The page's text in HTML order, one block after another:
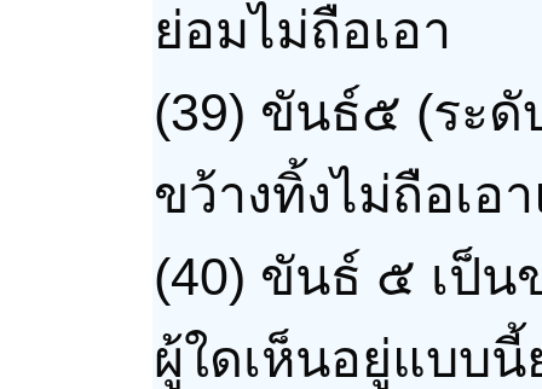
ย่อมไม่ถือเอา
(39) ขันธ์๕ (ระดั
ขว้างทิ้งไม่ถือเอ
(40) ขันธ์ ๕ เป็น
ผู้ใดเห็นอยู่แบบ